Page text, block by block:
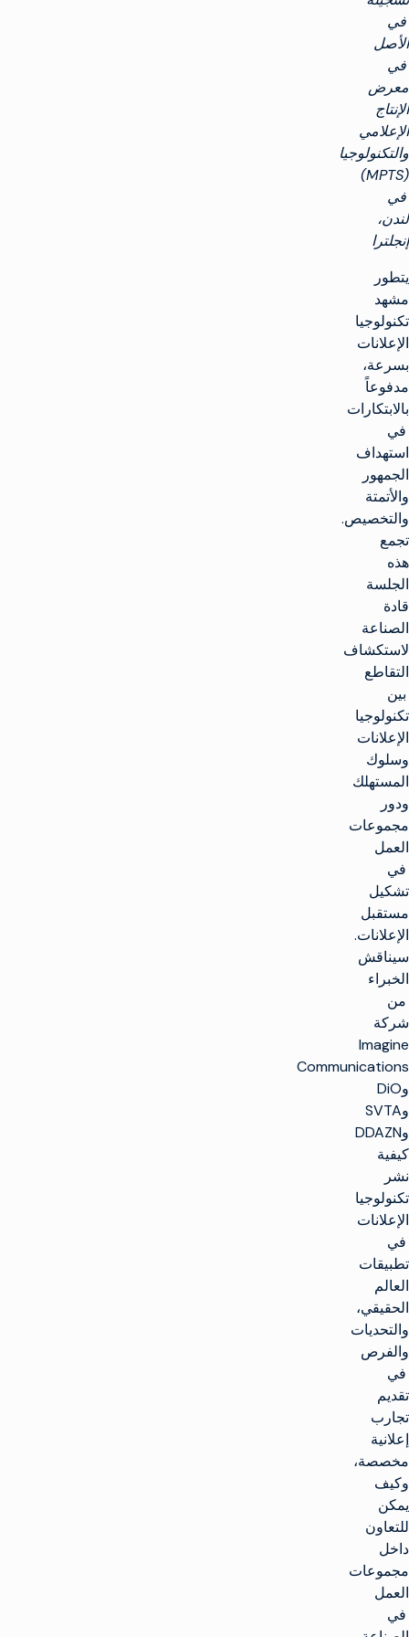
في
الأصل
في
معرض
الإنتاج
الإعلامي
والتكنولوجيا
(MPTS)
في
لندن،
إنجلترا
يتطور
مشهد
تكنولوجيا
الإعلانات
بسرعة،
مدفوعاً
بالابتكارات
في
استهداف
الجمهور
والأتمتة
والتخصيص.
تجمع
هذه
الجلسة
قادة
الصناعة
لاستكشاف
التقاطع
بين
تكنولوجيا
الإعلانات
وسلوك
المستهلك
ودور
مجموعات
العمل
في
تشكيل
مستقبل
الإعلانات.
سيناقش
الخبراء
من
شركة
Imagine
Communications
وDiO
وSVTA
وDDAZN
كيفية
نشر
تكنولوجيا
الإعلانات
في
تطبيقات
العالم
الحقيقي،
والتحديات
والفرص
في
تقديم
تجارب
إعلانية
مخصصة،
وكيف
يمكن
للتعاون
داخل
مجموعات
العمل
في